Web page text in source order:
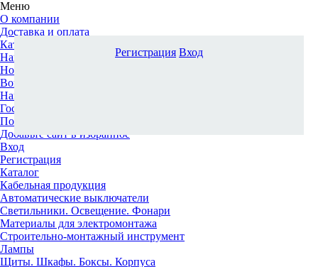
Меню
О компании
Доставка и оплата
Каталог
Наши офисы
Новости и новинки
Вопрос-ответ
Наша команда
Гос. заказчикам
Поставщикам
Добавьте сайт в избранное
Вход
Регистрация
Каталог
Кабельная продукция
Автоматические выключатели
Светильники. Освещение. Фонари
Материалы для электромонтажа
Строительно-монтажный инструмент
Лампы
Щиты. Шкафы. Боксы. Корпуса
Регистрация Вход